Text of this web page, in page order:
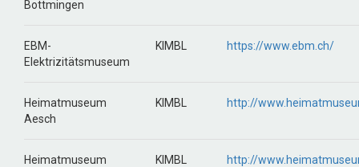
Bottmingen
EBM-
Elektrizitätsmuseum
KIMBL https://www.ebm.ch/
Heimatmuseum
Aesch
KIMBL http://
Heimatmuseum
KIMBL http://